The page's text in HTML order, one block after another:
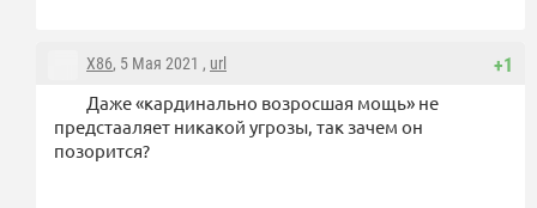
+1
X86, 5 Мая 2021 , url
Даже «кардинально возросшая мощь» не
предстааляет никакой угрозы, так зачем он
позорится?